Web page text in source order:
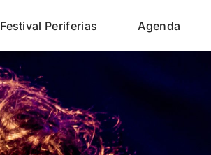
Festival Periferias Agenda